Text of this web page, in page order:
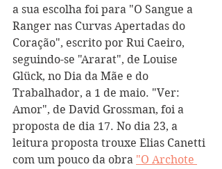
a sua escolha foi para "O Sangue a
Ranger nas Curvas Apertadas do
Coração", escrito por Rui Caeiro,
seguindo-se "Ararat", de Louise
Glück, no Dia da Mãe e do
Trabalhador, a 1 de maio. "Ver:
Amor", de David Grossman, foi a
proposta de dia 17. No dia 23, a
leitura proposta trouxe Elias Canetti
com um pouco da obra "O Archote